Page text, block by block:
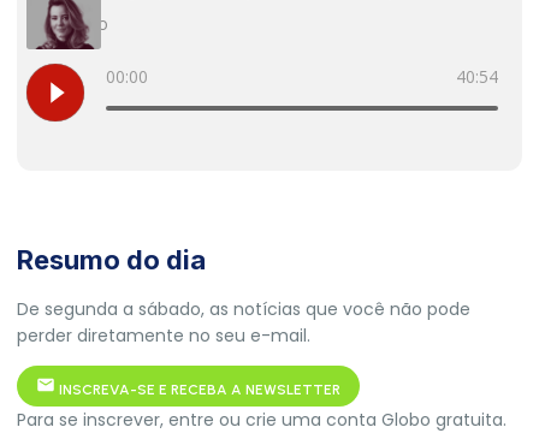
Resumo do dia
De segunda a sábado, as notícias que você não pode
perder diretamente no seu e-mail.
INSCREVA-SE E RECEBA A NEWSLETTER
Para se inscrever, entre ou crie uma conta Globo gratuita.